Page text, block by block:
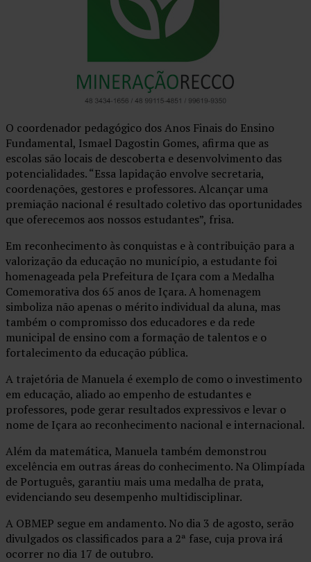
O coordenador pedagógico dos Anos Finais do Ensino
Fundamental, Ismael Dagostin Gomes, afirma que as
escolas são locais de descoberta e desenvolvimento das
potencialidades. “Essa lapidação envolve secretaria,
coordenações, gestores e professores. Alcançar uma
premiação nacional é resultado coletivo das oportunidades
que oferecemos aos nossos estudantes”, frisa.
Em reconhecimento às conquistas e à contribuição para a
valorização da educação no município, a estudante foi
homenageada pela Prefeitura de Içara com a Medalha
Comemorativa dos 65 anos de Içara. A homenagem
simboliza não apenas o mérito individual da aluna, mas
também o compromisso dos educadores e da rede
municipal de ensino com a formação de talentos e o
fortalecimento da educação pública.
A trajetória de Manuela é exemplo de como o investimento
em educação, aliado ao empenho de estudantes e
professores, pode gerar resultados expressivos e levar o
nome de Içara ao reconhecimento nacional e internacional.
Além da matemática, Manuela também demonstrou
excelência em outras áreas do conhecimento. Na Olimpíada
de Português, garantiu mais uma medalha de prata,
evidenciando seu desempenho multidisciplinar.
A OBMEP segue em andamento. No dia 3 de agosto, serão
divulgados os classificados para a 2ª fase, cuja prova irá
ocorrer no dia 17 de outubro.